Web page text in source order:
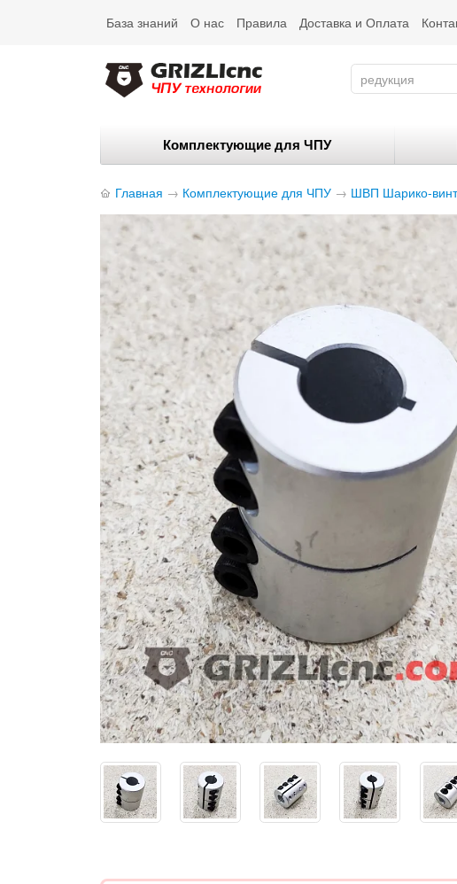
База знаний О нас Правила Доставка и Оплата
Комплектующие для ЧПУ
Главная → Комплектующие для ЧПУ → ШВП Шарико-